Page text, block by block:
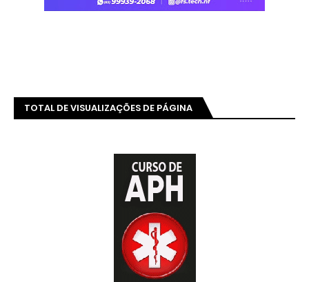
TOTAL DE VISUALIZAÇÕES DE PÁGINA